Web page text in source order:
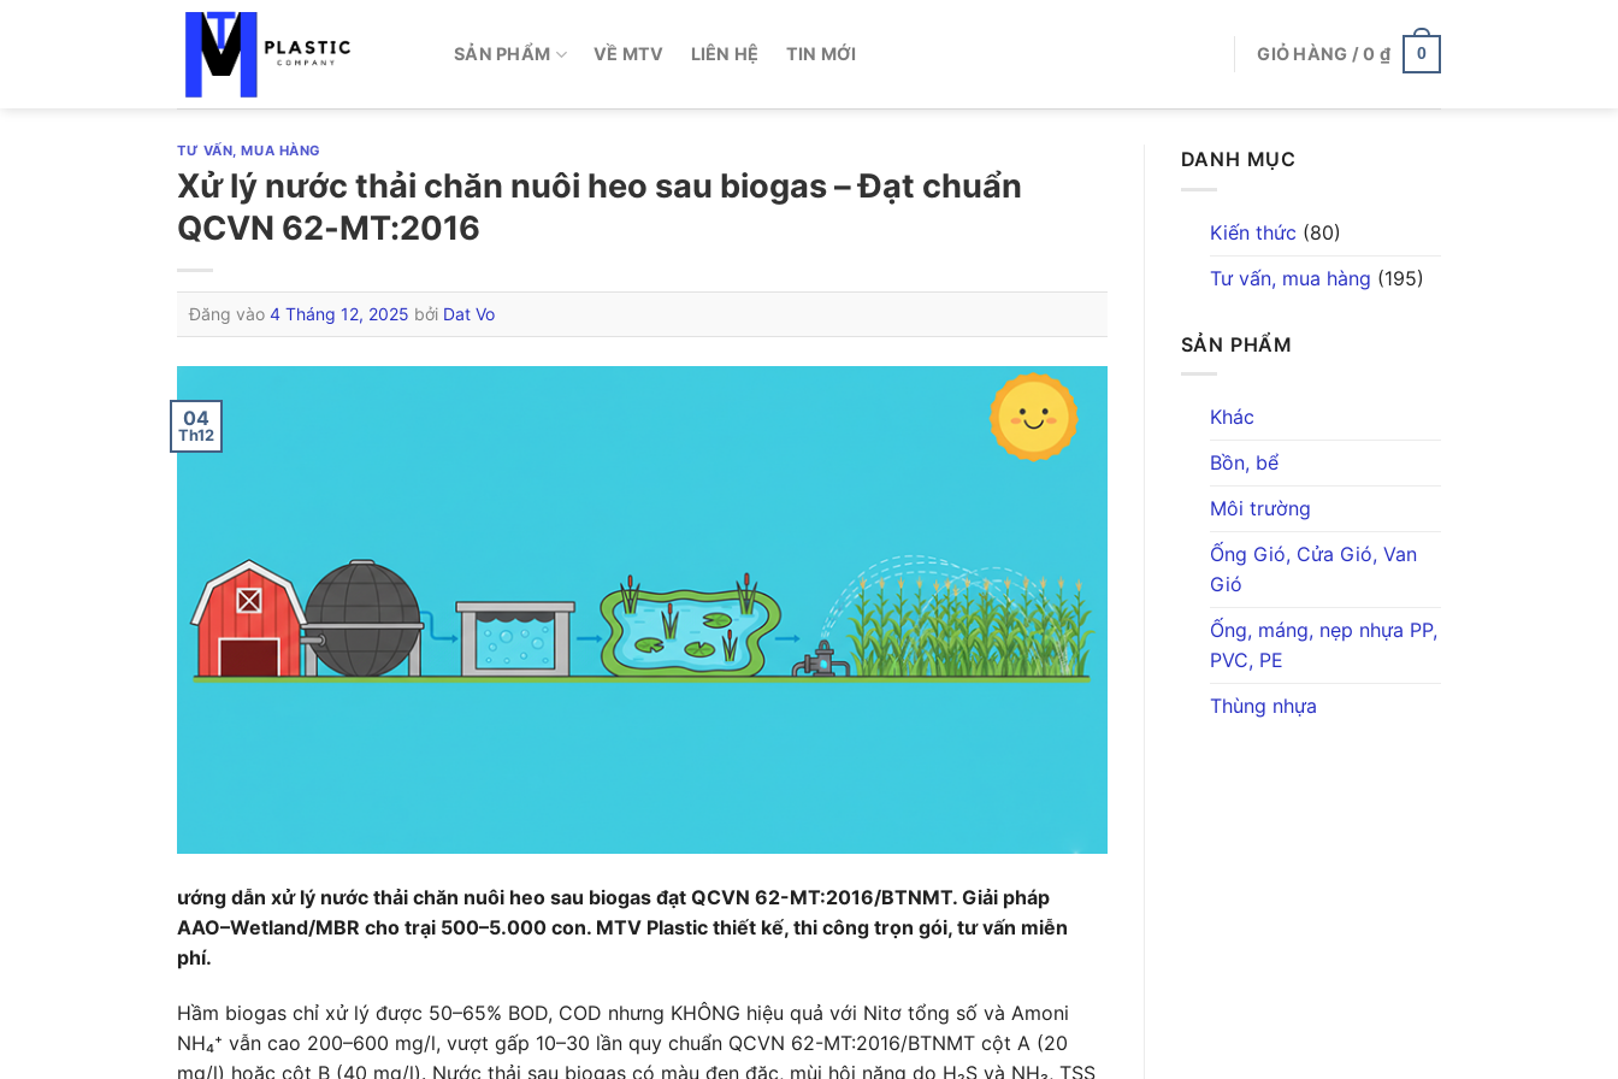
SẢN PHẨM VỀ MTV LIÊN HỆ TIN MỚI GIỎ HÀNG /0₫ 0
TƯ VẤN, MUA HÀNG
Xử lý nước thải chăn nuôi heo sau biogas – Đạt chuẩn
QCVN 62-MT:2016
Đăng vào 4 Tháng 12, 2025 bởi Dat Vo
04
Th12
ướng dẫn xử lý nước thải chăn nuôi heo sau biogas đạt QCVN 62-MT:2016/BTNMT. Giải pháp
AAO–Wetland/MBR cho trại 500–5.000 con. MTV Plastic thiết kế, thi công trọn gói, tư vấn miễn
phí.
Hầm biogas chỉ xử lý được 50–65% BOD, COD nhưng KHÔNG hiệu quả với Nitơ tổng số và Amoni
NH₄⁺ vẫn cao 200–600 mg/l, vượt gấp 10–30 lần quy chuẩn QCVN 62-MT:2016/BTNMT cột A (20
mg/l) hoặc cột B (40 mg/l). Nước thải sau biogas có màu đen đặc, mùi hôi nặng do H₂S và NH₃, TSS
DANH MỤC
Kiến thức (80)
Tư vấn, mua hàng (195)
SẢN PHẨM
Khác
Bồn, bể
Môi trường
Ống Gió, Cửa Gió, Van
Gió
Ống, máng, nẹp nhựa PP,
PVC, PE
Thùng nhựa